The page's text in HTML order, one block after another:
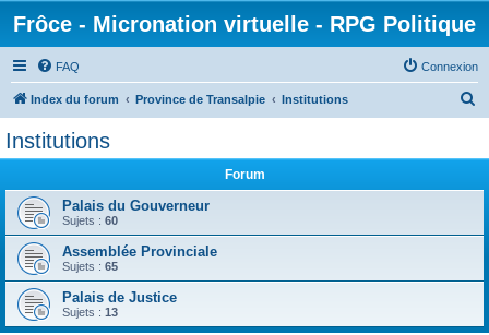
Frôce - Micronation virtuelle - RPG Politique
FAQ Connexion
Index du forum Province de Transalpie Institutions
h
Institutions
Forum
Palais du Gouverneur
Sujets : 60
Assemblée Provinciale
Sujets : 65
Palais de Justice
Sujets : 13